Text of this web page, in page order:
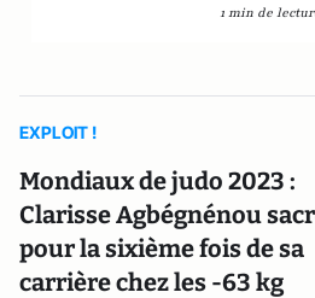
1 min de
EXPLOIT !
Mondiaux de judo 2023 :
Clarisse Agbégnénou
pour la sixième fois de sa
carrière chez les -63 kg